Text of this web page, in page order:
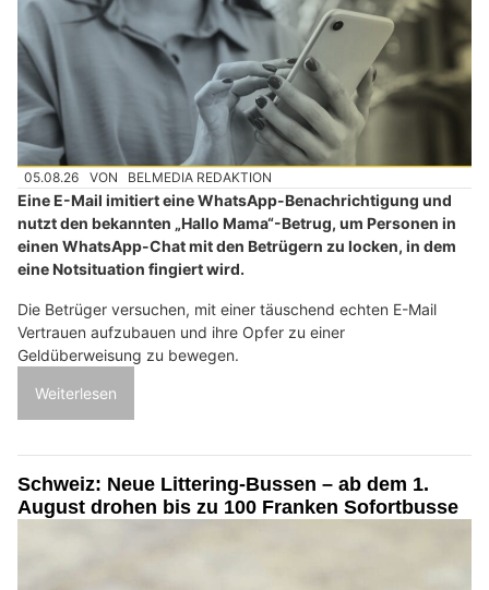
05.08.26 VON BELMEDIA REDAKTION
Eine E-Mail imitiert eine WhatsApp-Benachrichtigung und
nutzt den bekannten „Hallo Mama“-Betrug, um Personen in
einen WhatsApp-Chat mit den Betrügern zu locken, in dem
eine Notsituation fingiert wird.
Die Betrüger versuchen, mit einer täuschend echten E-Mail
Vertrauen aufzubauen und ihre Opfer zu einer
Geldüberweisung zu bewegen.
Weiterlesen
Schweiz: Neue Littering-Bussen – ab dem 1.
August drohen bis zu 100 Franken Sofortbusse